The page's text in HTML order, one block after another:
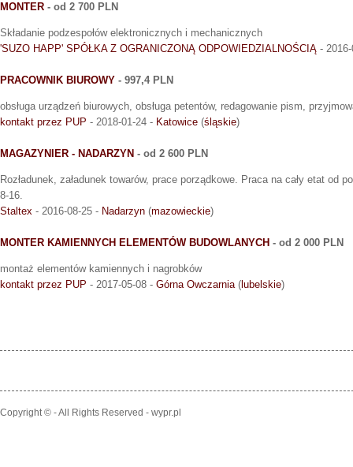
MONTER - od 2 700 PLN
Składanie podzespołów elektronicznych i mechanicznych
'SUZO HAPP' SPÓŁKA Z OGRANICZONĄ ODPOWIEDZIALNOŚCIĄ -
PRACOWNIK BIUROWY - 997,4 PLN
obsługa urządzeń biurowych, obsługa petentów, redagowanie pism,
kontakt przez PUP - 2018-01-24 - Katowice (śląskie)
MAGAZYNIER - NADARZYN - od 2 600 PLN
Rozładunek, załadunek towarów, prace porządkowe. Praca na cały etat od
8-16.
Staltex - 2016-08-25 - Nadarzyn (mazowieckie)
MONTER KAMIENNYCH ELEMENTÓW BUDOWLANYCH - od 2 000 PLN
montaż elementów kamiennych i nagrobków
kontakt przez PUP - 2017-05-08 - Górna Owczarnia( lubelskie)
Copyright © - All Rights Reserved - wypr.pl